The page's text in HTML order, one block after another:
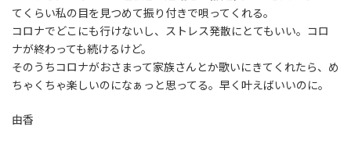
てくらい私の目を見つめて振り付きで唄ってくれる。
コロナでどこにも行けないし、ストレス発散にとてもいい。コロ
ナが終わっても続けるけど。
そのうちコロナがおさまって家族さんとか歌いにきてくれたら、め
ちゃくちゃ楽しいのになぁっと思ってる。早く叶えばいいのに。
由香